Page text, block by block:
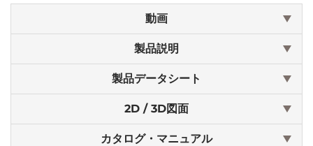
動画
製品説明
製品データシート
2D / 3D図面
カタログ・マニュアル